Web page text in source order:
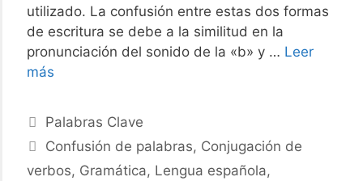
utilizado. La confusión entre estas dos formas
de escritura se debe a la similitud en la
pronunciación del sonido de la «b» y … Leer
más
Aprende
a
escribir
Categories
Palabras Clave
Tags
Confusión de palabras, Conjugación de
verbos, Gramática, Lengua española,